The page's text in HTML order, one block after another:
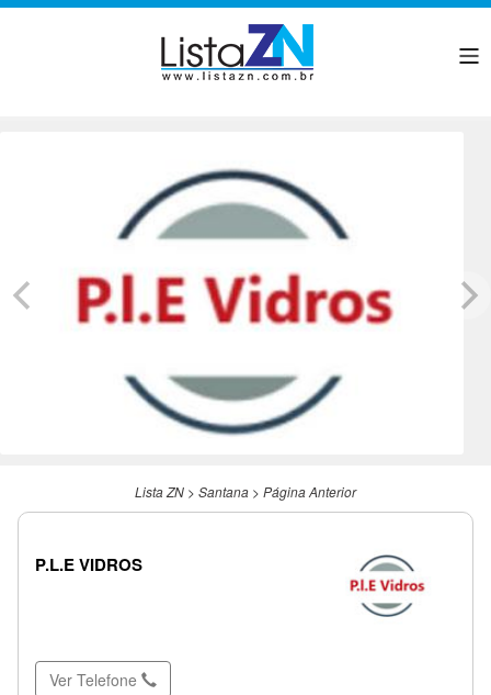
Lista ZN > Santana > Página Anterior
P.L.E VIDROS
Ver Telefone